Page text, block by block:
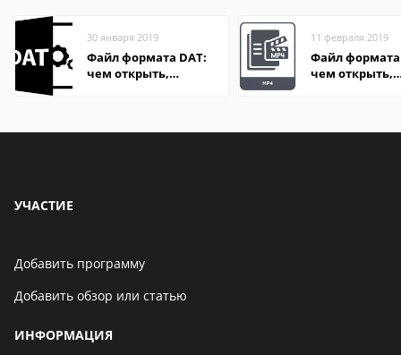
30 января 2019
Файл формата DAT:
чем открыть,
11 февраля 2019
Файл формата
чем открыть,
УЧАСТИЕ
Добавить программу
Добавить обзор или статью
ИНФОРМАЦИЯ